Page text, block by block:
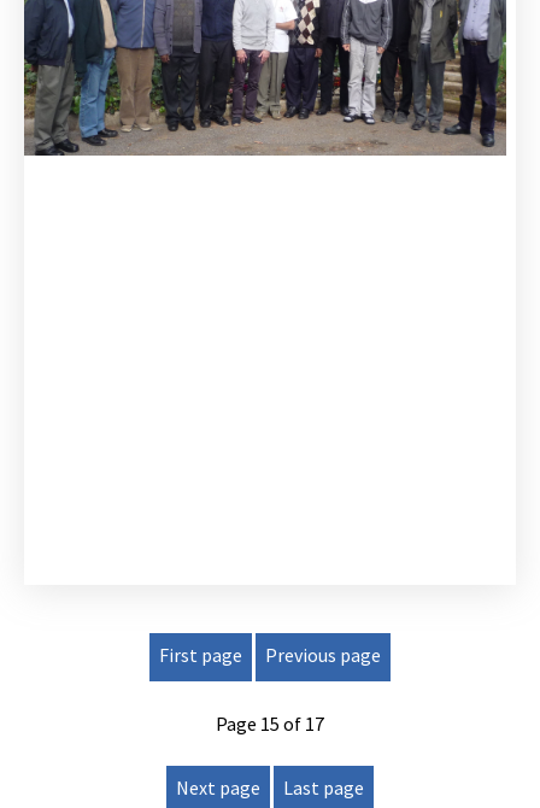
First page Previous page
Page 15 of 17
Next page Last page